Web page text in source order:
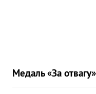
Медаль «За отвагу»